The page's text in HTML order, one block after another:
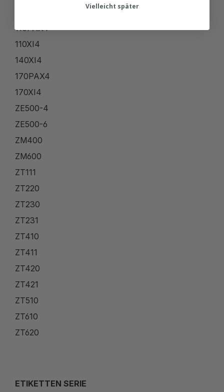
110PAX4
110XI4
140XI4
170PAX4
170XI4
ZE500-4
ZE500-6
ZM400
ZM600
ZT111
ZT220
ZT230
ZT231
ZT410
ZT411
ZT420
ZT421
ZT510
ZT610
ZT620
ETIKETTEN SERIE
Vielleicht später